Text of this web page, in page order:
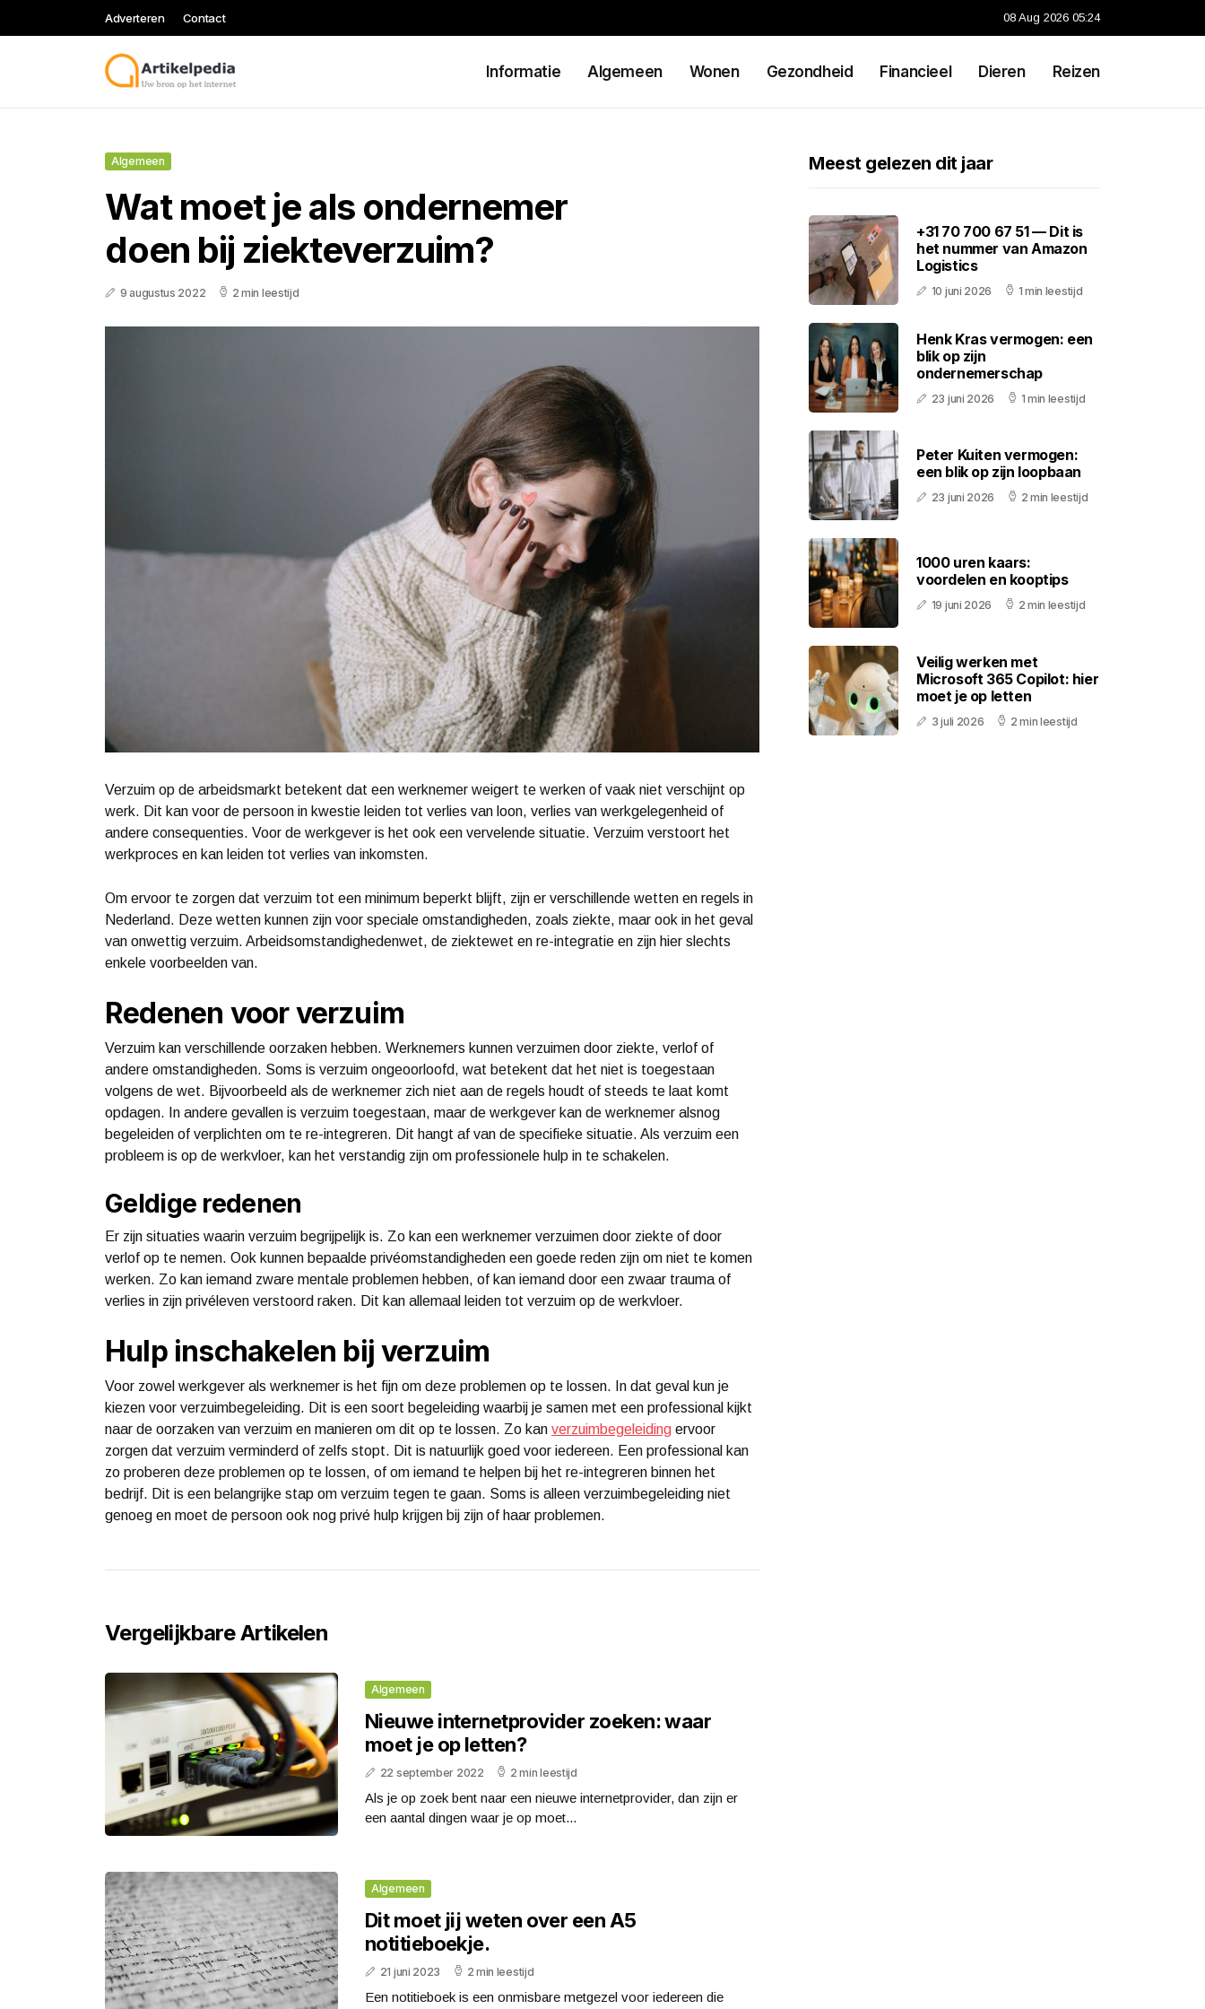
Adverteren Contact 08 Aug 2026 05:24
Informatie Algemeen Wonen Gezondheid Financieel Dieren Reizen
Algemeen
Wat moet je als ondernemer
doen bij ziekteverzuim?
9 augustus 2022 2 min leestijd
Verzuim op de arbeidsmarkt betekent dat een werknemer weigert te werken of vaak niet verschijnt op
werk. Dit kan voor de persoon in kwestie leiden tot verlies van loon, verlies van werkgelegenheid of
andere consequenties. Voor de werkgever is het ook een vervelende situatie. Verzuim verstoort het
werkproces en kan leiden tot verlies van inkomsten.
Om ervoor te zorgen dat verzuim tot een minimum beperkt blijft, zijn er verschillende wetten en regels in
Nederland. Deze wetten kunnen zijn voor speciale omstandigheden, zoals ziekte, maar ook in het geval
van onwettig verzuim. Arbeidsomstandighedenwet, de ziektewet en re-integratie en zijn hier slechts
enkele voorbeelden van.
Redenen voor verzuim
Verzuim kan verschillende oorzaken hebben. Werknemers kunnen verzuimen door ziekte, verlof of
andere omstandigheden. Soms is verzuim ongeoorloofd, wat betekent dat het niet is toegestaan ​​
volgens de wet. Bijvoorbeeld als de werknemer zich niet aan de regels houdt of steeds te laat komt
opdagen. In andere gevallen is verzuim toegestaan, maar de werkgever kan de werknemer alsnog
begeleiden of verplichten om te re-integreren. Dit hangt af van de specifieke situatie. Als verzuim een
probleem is op de werkvloer, kan het verstandig zijn om professionele hulp in te schakelen.
Geldige redenen
Er zijn situaties waarin verzuim begrijpelijk is. Zo kan een werknemer verzuimen door ziekte of door
verlof op te nemen. Ook kunnen bepaalde privéomstandigheden een goede reden zijn om niet te komen
werken. Zo kan iemand zware mentale problemen hebben, of kan iemand door een zwaar trauma of
verlies in zijn privéleven verstoord raken. Dit kan allemaal leiden tot verzuim op de werkvloer.
Hulp inschakelen bij verzuim
Voor zowel werkgever als werknemer is het fijn om deze problemen op te lossen. In dat geval kun je
kiezen voor verzuimbegeleiding. Dit is een soort begeleiding waarbij je samen met een professional kijkt
naar de oorzaken van verzuim en manieren om dit op te lossen. Zo kan verzuimbegeleiding ervoor
zorgen dat verzuim verminderd of zelfs stopt. Dit is natuurlijk goed voor iedereen. Een professional kan
zo proberen deze problemen op te lossen, of om iemand te helpen bij het re-integreren binnen het
bedrijf. Dit is een belangrijke stap om verzuim tegen te gaan. Soms is alleen verzuimbegeleiding niet
genoeg en moet de persoon ook nog privé hulp krijgen bij zijn of haar problemen.
Vergelijkbare Artikelen
Algemeen
Nieuwe internetprovider zoeken: waar
moet je op letten?
22 september 2022 2 min leestijd
Als je op zoek bent naar een nieuwe internetprovider, dan zijn er
een aantal dingen waar je op moet...
Algemeen
Dit moet jij weten over een A5
notitieboekje.
21 juni 2023 2 min leestijd
Een notitieboek is een onmisbare metgezel voor iedereen die
Meest gelezen dit jaar
+31 70 700 67 51 — Dit is
het nummer van Amazon
Logistics
10 juni 2026 1 min leestijd
Henk Kras vermogen: een
blik op zijn
ondernemerschap
23 juni 2026 1 min leestijd
Peter Kuiten vermogen:
een blik op zijn loopbaan
23 juni 2026 2 min leestijd
1000 uren kaars:
voordelen en kooptips
19 juni 2026 2 min leestijd
Veilig werken met
Microsoft 365 Copilot: hier
moet je op letten
3 juli 2026 2 min leestijd